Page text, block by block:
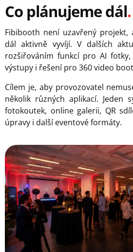
Co plánujeme dál
Fibibooth není uzavřený projekt,
dál aktivně vyvíjí. V dalších
rozšiřováním funkcí pro AI
výstupy i řešení pro 360 video
Cílem je, aby provozovatel
několik různých aplikací. Jeden
fotokoutek, online galerii, QR
úpravy i další eventové formáty.